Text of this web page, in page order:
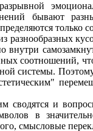
бывают
только
соотношений,
системы.
и
в
смысловые